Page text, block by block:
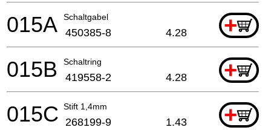
Schaltgabel +
015A 450385-8 4.28
Schaltring +
015B 419558-2 4.28
Stift 1,4mm +
015C 268199-9 1.43